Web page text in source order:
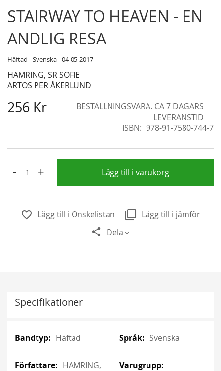
STAIRWAY TO HEAVEN - EN
ANDLIG RESA
Häftad Svenska 04-05-2017
HAMRING, SR SOFIE
ARTOS PER ÅKERLUND
256 Kr
BESTÄLLNINGSVARA. CA 7 DAGARS
LEVERANSTID
ISBN
978-91-7580-744-7
- + Lägg till i varukorg
Lägg till i Önskelistan
Lägg till i jämför
Dela
Skip
to
the
beginning
the
images
gallery
Specifikationer
InformationHäftad
HAMRING,
InformationSvenska